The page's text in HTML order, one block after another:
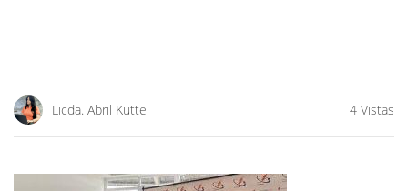
Licda. Abril Kuttel 4 Vistas